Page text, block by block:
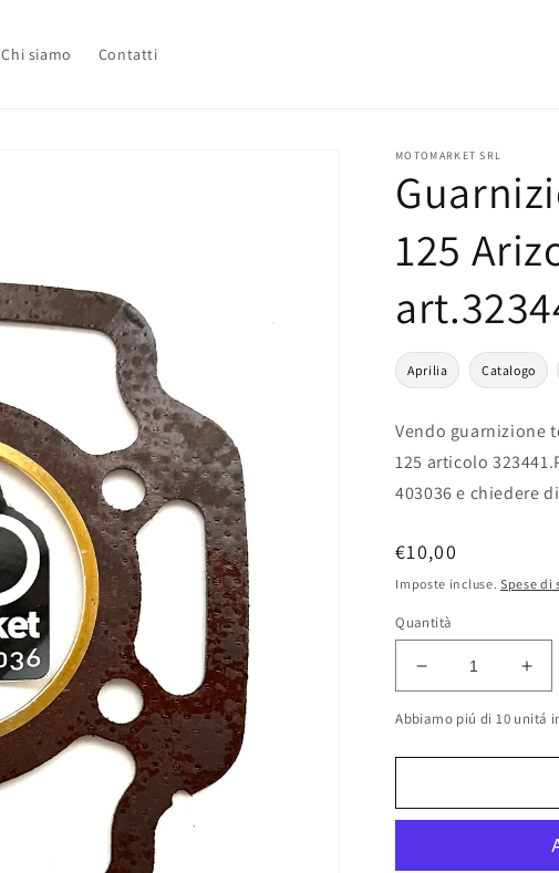
Chi siamo Contatti
MOTOMARKET SRL
125
Aprilia Catalogo
Vendo guarnizione
125 articolo
403036 e chiedere
Prezzo
di
listino
€10,00
Imposte incluse.Spese di
Quantità
Diminuisci
quantità
per
RX
per
RX
125
Abbiamo piú di 10 unitá